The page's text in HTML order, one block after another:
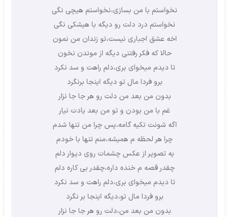
نخواستم با من بسازی،نخواستم هیچی نگی
نخواستم درد دلت رو دیگه با هیشکی نگی
اخه عشق اجباری نیست،تو زندان من نمون
حالا که فکر رفتنی دیگه از موندن نخون
تا دیدم میخوای بری،دلم راهت و سد نکرد
برو فردا مال تو دیگه اینجا برنگرد
بدون من بعد من دلت رو هر جا جا نزار
غم با من بودن و تو من بعد یادت نیار
اگه شونت تکیه گامه،پس چرا من تنها شدم
چرا هر لحظه م همیشه،منم تنها با خودم
یه تصویر از عکس چشمات روی دیوار دلم
چقدر قصه م خنده داره،چقدر بی کاره دلم
تا دیدم میخوای بری،دلم راهت و سد نکرد
برو فردا مال تو،دیگه اینجا بر نگرد
بدون من بعد من،دلت رو هر جا جا نزار